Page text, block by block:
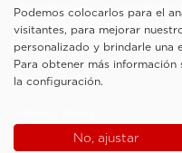
Sociedad sujeta a la actividad de
Enterprise Management
Notas legales
Cookie Policy
Podemos colocarlos para el
visitantes, para mejorar
personalizado y brindarle una
Para obtener más
la configuración.
No, ajustar